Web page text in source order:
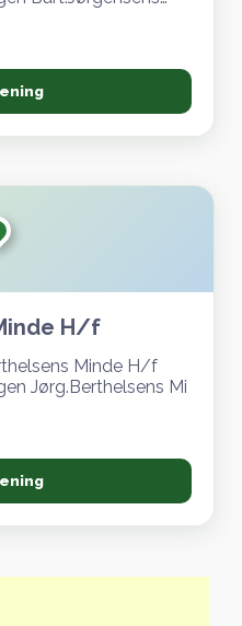
H/f
Minde H/f
Jørg.Berthelsens Mi